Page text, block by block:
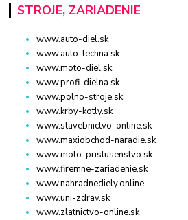
STROJE, ZARIADENIE
www.auto-diel.sk
www.auto-techna.sk
www.moto-diel.sk
www.profi-dielna.sk
www.polno-stroje.sk
www.krby-kotly.sk
www.stavebnictvo-online.sk
www.maxiobchod-naradie.sk
www.moto-prislusenstvo.sk
www.firemne-zariadenie.sk
www.nahradnediely.online
www.uni-zdrav.sk
www.zlatnictvo-online.sk